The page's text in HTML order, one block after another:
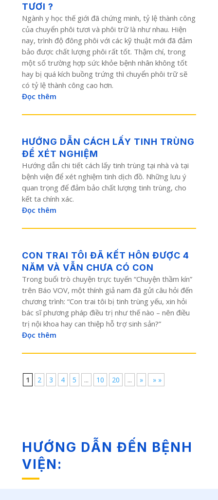
TƯƠI ?
Ngành y học thế giới đã chứng minh, tỷ lệ thành công
của chuyển phôi tươi và phôi trữ là như nhau. Hiện
nay, trình độ đông phôi với các kỹ thuật mới đã đảm
bảo được chất lượng phôi rất tốt. Thậm chí, trong
một số trường hợp sức khỏe bệnh nhân không tốt
hay bị quá kích buồng trứng thì chuyển phôi trữ sẽ
có tỷ lệ thành công cao hơn.
Đọc thêm
HƯỚNG DẪN CÁCH LẤY TINH TRÙNG
ĐỂ XÉT NGHIỆM
Hướng dẫn chi tiết cách lấy tinh trùng tại nhà và tại
bệnh viện để xét nghiệm tinh dịch đồ. Những lưu ý
quan trọng để đảm bảo chất lượng tinh trùng, cho
kết ta chính xác.
Đọc thêm
CON TRAI TÔI ĐÃ KẾT HÔN ĐƯỢC 4
NĂM VÀ VẪN CHƯA CÓ CON
Trong buổi trò chuyện trực tuyến “Chuyện thầm kín”
trên Báo VOV, một thính giả nam đã gửi câu hỏi đến
chương trình: “Con trai tôi bị tinh trùng yếu, xin hỏi
bác sĩ phương pháp điều trị như thế nào – nên điều
trị nội khoa hay can thiệp hỗ trợ sinh sản?”
Đọc thêm
1 2 3 4 5 ... 10 20 ... » » »
HƯỚNG DẪN ĐẾN BỆNH
VIỆN: